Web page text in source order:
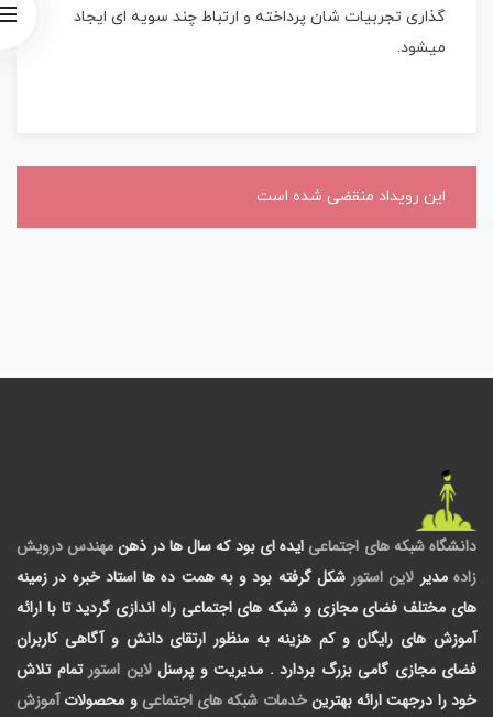
گذاری تجربیات شان پرداخته و ارتباط چند سویه ای ایجاد
میشود.
این رویداد منقضی شده است
دانشگاه شبکه های اجتماعی ایده ای بود که سال ها در ذهنمهندس درویش
زاده مدیر لاین استورشکل گرفته بود و به همت ده ها استاد خبره در زمینه
های مختلف فضای مجازی و شبکه های اجتماعی راه اندازی گردید تا با ارائه
آموزش های رایگان و کم هزینه به منظور ارتقای دانش و آگاهی کاربران
فضای مجازی گامی بزرگ بردارد . مدیریت و پرسنللاین استورتمام تلاش
خود را درجهت ارائه بهترینخدمات شبکه های اجتماعی و محصولات آموزش